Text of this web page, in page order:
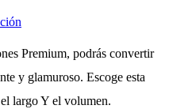
Premium, podrás convertir
y glamuroso. Escoge esta
largo Y el volumen.